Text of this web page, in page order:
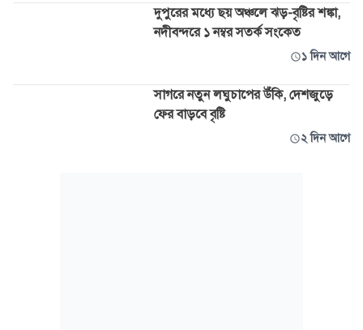
দুপুরের মধ্যে ছয় অঞ্চলে ঝড়-বৃষ্টির শঙ্কা,
নদীবন্দরে ১ নম্বর সতর্ক সংকেত
১ দিন আগে
সাগরে নতুন লঘুচাপের উঁকি, দেশজুড়ে
ফের বাড়বে বৃষ্টি
২ দিন আগে